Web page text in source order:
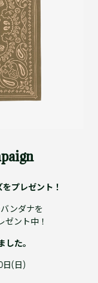
プレゼント！
ンダナを
ゼント中！
した。
日(日)